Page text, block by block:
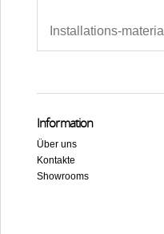
Installations-material
Information
Über uns
Kontakte
Showrooms